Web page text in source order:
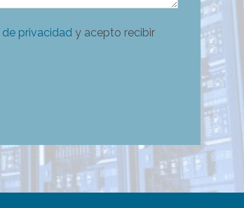
privacidady acepto recibir